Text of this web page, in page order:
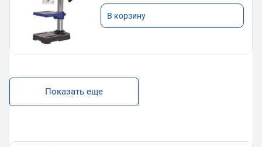
В корзину
Показать еще